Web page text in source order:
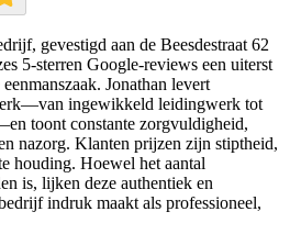
gevestigd aan de Beesdestraat 62
5‑sterren Google‑reviews een uiterst
Jonathan levert
ingewikkeld leidingwerk tot
toont constante zorgvuldigheid,
nazorg. Klanten prijzen zijn stiptheid,
houding. Hoewel het aantal
is, lijken deze authentiek en
indruk maakt als professioneel,